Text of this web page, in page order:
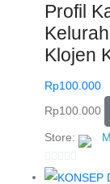
t
o
f
Profil
Klojen
Rp100.000
Rp100.000
Store:
0